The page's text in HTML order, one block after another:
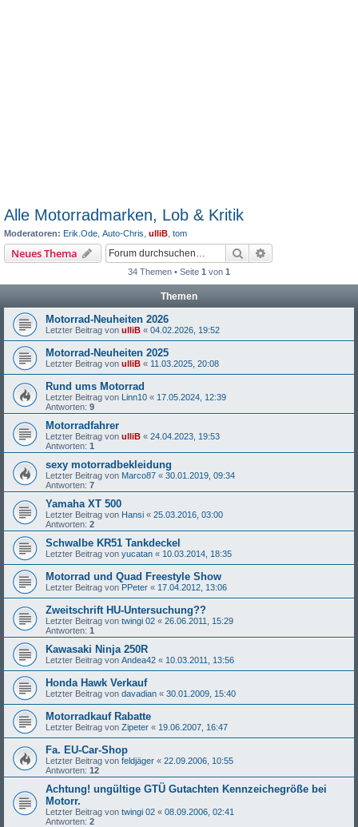
Alle Motorradmarken, Lob & Kritik
Moderatoren: Erik.Ode Auto-Chris ulliB tom
Neues Thema Suche
34 Themen • Seite 1 von 1
Themen
Motorrad-Neuheiten 2026
Letzter Beitrag von ulliB « 04.02.2026, 19:52
Motorrad-Neuheiten 2025
Letzter Beitrag von ulliB « 11.03.2025, 20:08
Rund ums Motorrad
Letzter Beitrag von Linn10 « 17.05.2024, 12:39
Antworten: 9
Motorradfahrer
Letzter Beitrag von ulliB « 24.04.2023, 19:53
Antworten: 1
sexy motorradbekleidung
Letzter Beitrag von Marco87 « 30.01.2019, 09:34
Antworten: 7
Yamaha XT 500
Letzter Beitrag von Hansi « 25.03.2016, 03:00
Antworten: 2
Schwalbe KR51 Tankdeckel
Letzter Beitrag von yucatan « 10.03.2014, 18:35
Motorrad und Quad Freestyle Show
Letzter Beitrag von PPeter « 17.04.2012, 13:06
Zweitschrift HU-Untersuchung??
Letzter Beitrag von twingi 02 « 26.06.2011, 15:29
Antworten: 1
Kawasaki Ninja 250R
Letzter Beitrag von Andea42 « 10.03.2011, 13:56
Honda Hawk Verkauf
Letzter Beitrag von davadian « 30.01.2009, 15:40
Motorradkauf Rabatte
Letzter Beitrag von Zipeter « 19.06.2007, 16:47
Fa. EU-Car-Shop
Letzter Beitrag von feldjäger « 22.09.2006, 10:55
Antworten: 12
Achtung! ungültige GTÜ Gutachten Kennzeichegröße bei
Motorr.
Letzter Beitrag von twingi 02 « 08.09.2006, 02:41
Antworten: 2